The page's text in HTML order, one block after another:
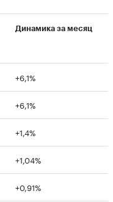
Динамика за месяц
+6,1%
+6,1%
+1,4%
+1,04%
+0,91%